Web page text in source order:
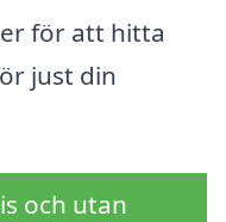
för att hitta
just din
och utan